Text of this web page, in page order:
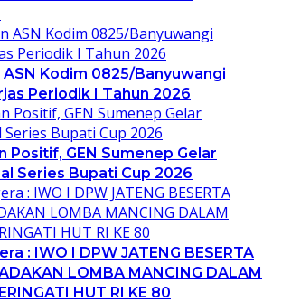
Kodim 0825/Banyuwangi
Periodik I Tahun 2026
Positif, GEN Sumenep Gelar
Series Bupati Cup 2026
: IWO I DPW JATENG BESERTA
LOMBA MANCING DALAM
HUT RI KE 80